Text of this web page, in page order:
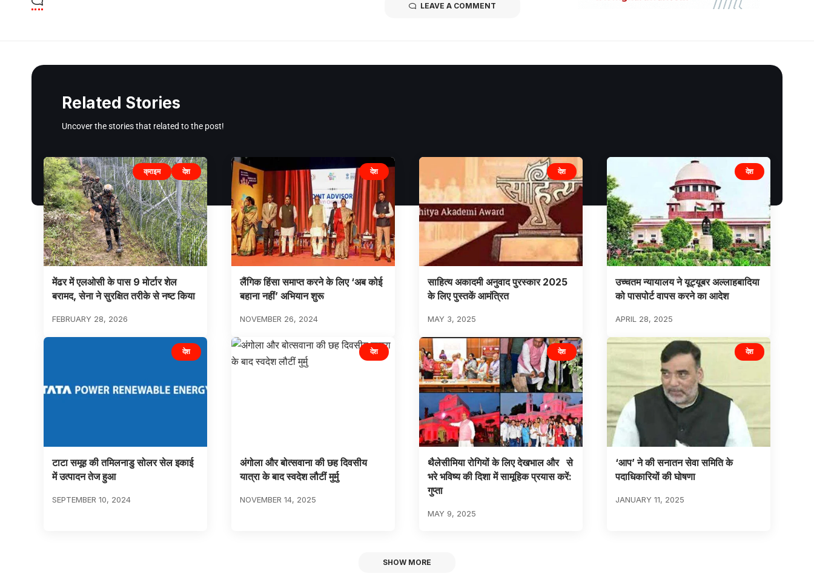
LEAVE A COMMENT
Related Stories
Uncover the stories that related to the post!
क्राइम देश
मेंढर में एलओसी के पास 9 मोर्टार शेल
बरामद, सेना ने सुरक्षित तरीके से नष्ट किया
FEBRUARY 28, 2026
देश
लैंगिक हिंसा समाप्त करने के लिए ‘अब कोई
बहाना नहीं’ अभियान शुरू
NOVEMBER 26, 2024
देश
साहित्य अकादमी अनुवाद पुरस्कार 2025
के लिए पुस्तकें आमंत्रित
MAY 3, 2025
देश
उच्चतम न्यायालय ने यूट्यूबर अल्लाहबादिया
को पासपोर्ट वापस करने का आदेश
APRIL 28, 2025
देश
टाटा समूह की तमिलनाडु सोलर सेल इकाई
में उत्पादन तेज हुआ
SEPTEMBER 10, 2024
देश
अंगोला और बोत्सवाना की छह दिवसीय
यात्रा के बाद स्वदेश लौटीं मुर्मु
NOVEMBER 14, 2025
देश
थैलेसीमिया रोगियों के लिए देखभाल और से
भरे भविष्य की दिशा में सामूहिक प्रयास करें:
गुप्ता
MAY 9, 2025
देश
‘आप’ ने की सनातन सेवा समिति के
पदाधिकारियों की घोषणा
JANUARY 11, 2025
SHOW MORE